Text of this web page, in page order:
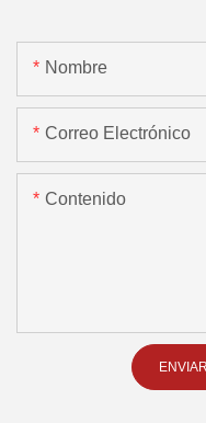
Nombre
Correo Electrónico
Contenido